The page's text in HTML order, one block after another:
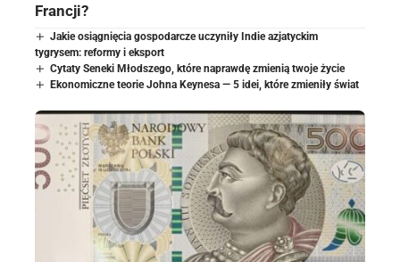
Francji?
Jakie osiągnięcia gospodarcze uczyniły Indie azjatyckim
tygrysem: reformy i eksport
Cytaty Seneki Młodszego, które naprawdę zmienią twoje życie
Ekonomiczne teorie Johna Keynesa — 5 idei, które zmieniły świat